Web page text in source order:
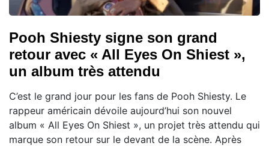
Pooh Shiesty signe son grand
retour avec « All Eyes On Shiest »,
un album très attendu
C’est le grand jour pour les fans de Pooh Shiesty. Le
rappeur américain dévoile aujourd’hui son nouvel
album « All Eyes On Shiest », un projet très attendu qui
marque son retour sur le devant de la scène. Après